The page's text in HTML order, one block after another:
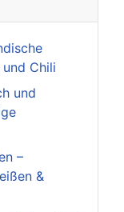
Chili
und
–
&